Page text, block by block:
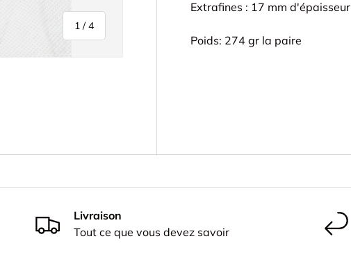
1 /de
4
Extrafines : 17 mm d'épaisseur
Poids: 274 gr la paire
Livraison
Tout ce que vous devez savoir